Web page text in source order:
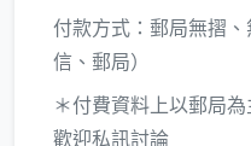
付款方式：郵局無摺
信、郵局）
＊付費資料上以郵局
歡迎私訊討論